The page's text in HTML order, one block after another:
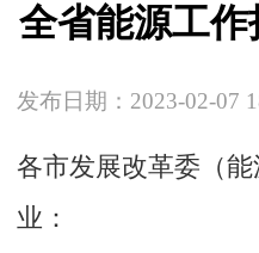
全省能源工
发布日期：2023-02-07
各市发展改革委（
业：